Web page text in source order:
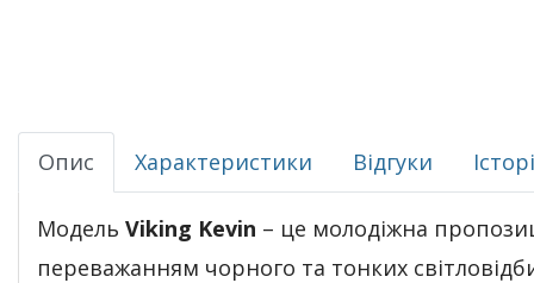
Опис Характеристики Відгуки
Модель Viking Kevin – це молодіжна
переважанням чорного та тонких